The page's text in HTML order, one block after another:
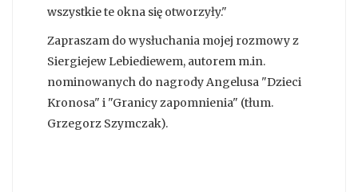
wszystkie te okna się otworzyły."
Zapraszam do wysłuchania mojej rozmowy z
Siergiejew Lebiediewem, autorem m.in.
nominowanych do nagrody Angelusa "Dzieci
Kronosa" i "Granicy zapomnienia" (tłum.
Grzegorz Szymczak).